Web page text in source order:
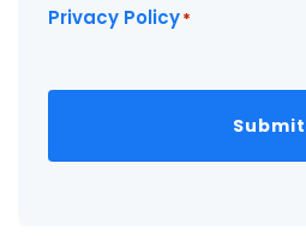
Privacy Policy*